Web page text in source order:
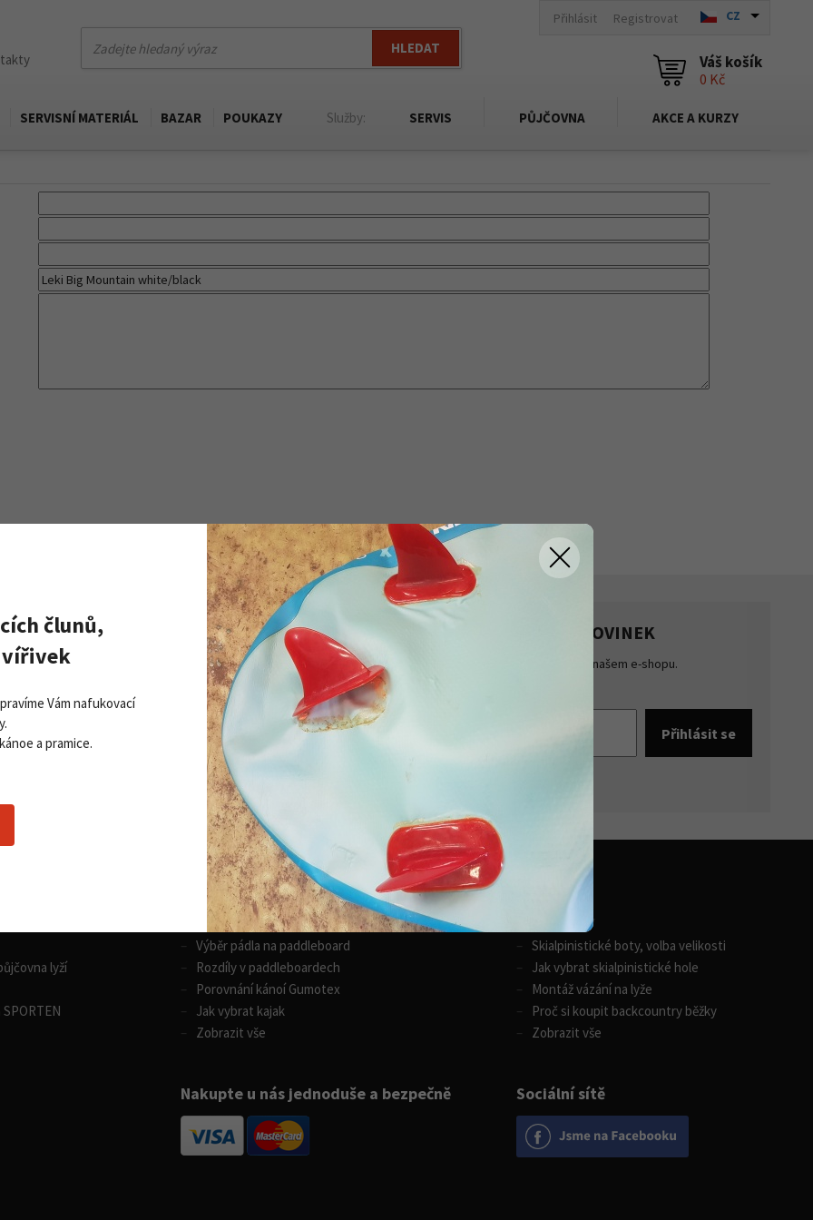
HLEDAT
Přihlásit Registrovat CZ
Váš košík
0 Kč
SERVISNÍ MATERIÁL BAZAR POUKAZY Služby: SERVIS PŮJČOVNA AKCE A KURZY
Zobrazit všechny novinky
Viking nově v naší
2026
více
PŘIHLASTE SE K ODBĚRU NOVINEK
Získejte přehled o novinkách a akcích na našem e-shopu.
Přihlašte se k odběru novinek.
Sociální sítě
lyží
Nákupní rádce
Vodní sporty
Výběr pádla na paddleboard
Rozdíly v paddleboardech
Porovnání kánoí Gumotex
Jak vybrat kajak
Zobrazit vše
Zimní sporty
Skialpinistické boty, volba velikosti
Jak vybrat skialpinistické hole
Montáž vázání na lyže
Proč si koupit backcountry běžky
Zobrazit vše
Nakupte u nás jednoduše a bezpečně
člunů,
vířivek
Vám nafukovací
a pramice.